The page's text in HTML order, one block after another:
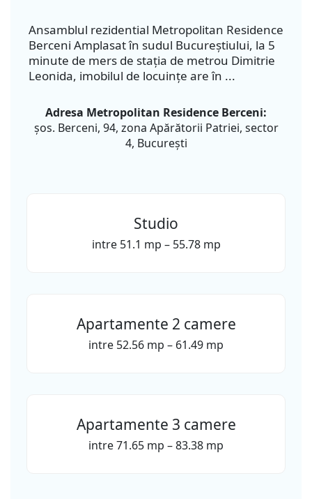
Ansamblul rezidential Metropolitan Residence
Berceni Amplasat în sudul Bucureștiului, la 5
minute de mers de stația de metrou Dimitrie
Leonida, imobilul de locuințe are în ...
Adresa Metropolitan Residence Berceni:
șos. Berceni, 94, zona Apărătorii Patriei, sector
4, București
Studio
intre 51.1 mp – 55.78 mp
Apartamente 2 camere
intre 52.56 mp – 61.49 mp
Apartamente 3 camere
intre 71.65 mp – 83.38 mp